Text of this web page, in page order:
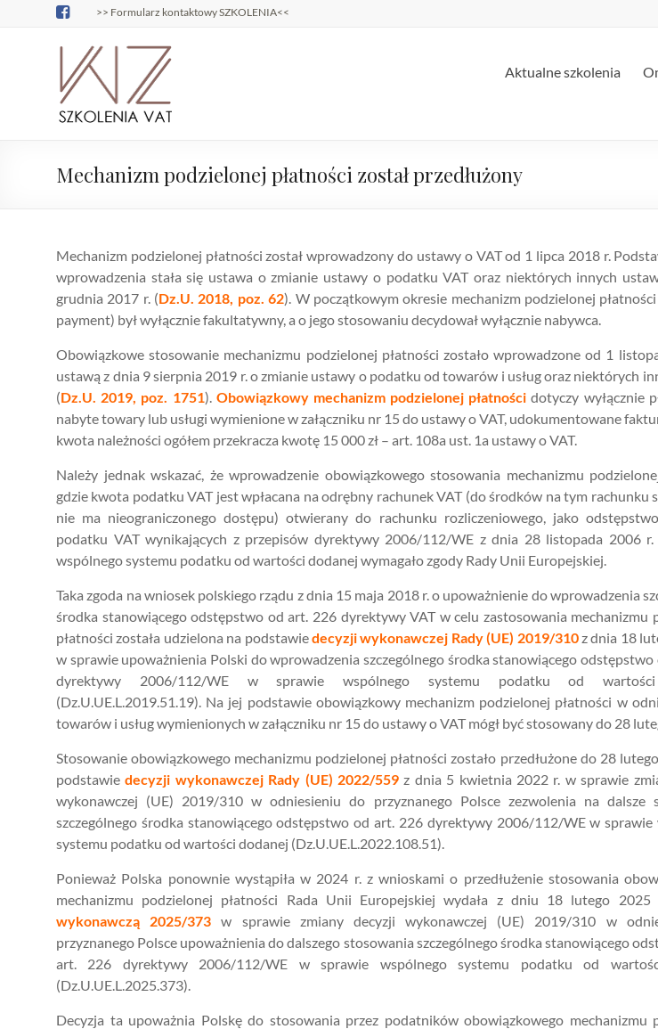
>> Formularz kontaktowy SZKOLENIA<<
Szkolenia
podatkowe
Szkolenia
podatkowe –
Wojciech
Zajączkowski
Aktualne szkolenia
Mechanizm podzielonej płatności został przedłużony
Mechanizm podzielonej płatności został wprowadzony do ustawy o VAT od 1 lipca 2018 r.
wprowadzenia stała się ustawa o zmianie ustawy o podatku VAT oraz niektórych innych
grudnia 2017 r. (Dz.U. 2018, poz. 62). W początkowym okresie mechanizm podzielonej
payment) był wyłącznie fakultatywny, a o jego stosowaniu decydował wyłącznie nabywca.
Obowiązkowe stosowanie mechanizmu podzielonej płatności zostało wprowadzone od 1
ustawą z dnia 9 sierpnia 2019 r. o zmianie ustawy o podatku od towarów i usług oraz niektórych
(Dz.U. 2019, poz. 1751). Obowiązkowy mechanizm podzielonej płatności dotyczy wyłącznie
nabyte towary lub usługi wymienione w załączniku nr 15 do ustawy o VAT, udokumentowane
kwota należności ogółem przekracza kwotę 15 000 zł – art. 108a ust. 1a ustawy o VAT.
Należy jednak wskazać, że wprowadzenie obowiązkowego stosowania mechanizmu
gdzie kwota podatku VAT jest wpłacana na odrębny rachunek VAT (do środków na tym rachunku
nie ma nieograniczonego dostępu) otwierany do rachunku rozliczeniowego, jako
podatku VAT wynikających z przepisów dyrektywy 2006/112/WE z dnia 28 listopada 2006
wspólnego systemu podatku od wartości dodanej wymagało zgody Rady Unii Europejskiej.
Taka zgoda na wniosek polskiego rządu z dnia 15 maja 2018 r. o upoważnienie do wprowadzenia
środka stanowiącego odstępstwo od art. 226 dyrektywy VAT w celu zastosowania mechanizmu
płatności została udzielona na podstawiedecyzji wykonawczej Rady (UE) 2019/310z dnia 18
w sprawie upoważnienia Polski do wprowadzenia szczególnego środka stanowiącego
dyrektywy 2006/112/WE w sprawie wspólnego systemu podatku od
(Dz.U.UE.L.2019.51.19). Na jej podstawie obowiązkowy mechanizm podzielonej płatności w
towarów i usług wymienionych w załączniku nr 15 do ustawy o VAT mógł być stosowany do 28
Stosowanie obowiązkowego mechanizmu podzielonej płatności zostało przedłużone do 28
podstawiedecyzji wykonawczej Rady (UE) 2022/559 z dnia 5 kwietnia 2022 r. w sprawie
wykonawczej (UE) 2019/310 w odniesieniu do przyznanego Polsce zezwolenia na dalsze
szczególnego środka stanowiącego odstępstwo od art. 226 dyrektywy 2006/112/WE w sprawie
systemu podatku od wartości dodanej (Dz.U.UE.L.2022.108.51).
Ponieważ Polska ponownie wystąpiła w 2024 r. z wnioskami o przedłużenie stosowania
mechanizmu podzielonej płatności Rada Unii Europejskiej wydała z dniu 18 lutego 2025
wykonawczą 2025/373 w sprawie zmiany decyzji wykonawczej (UE) 2019/310 w
przyznanego Polsce upoważnienia do dalszego stosowania szczególnego środka stanowiącego
art. 226 dyrektywy 2006/112/WE w sprawie wspólnego systemu podatku od
(Dz.U.UE.L.2025.373).
Decyzja ta upoważnia Polskę do stosowania przez podatników obowiązkowego mechanizmu